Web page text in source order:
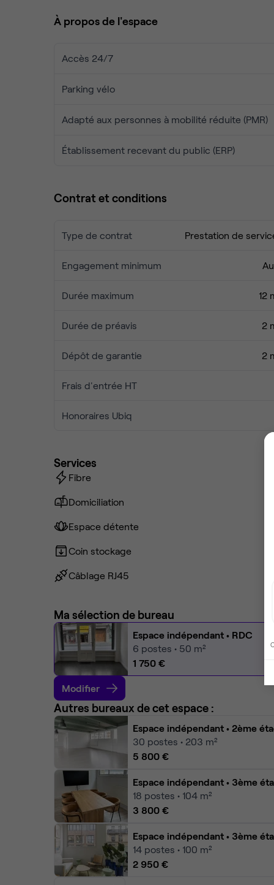
- 13 m² de réserve en sous-sol
À propos de l'espace
Accès 24/7
Parking vélo
Adapté aux personnes à mobilité réduite (PMR)
Établissement recevant du public (ERP)
Contrat et conditions
Type de contrat Prestation de
Engagement minimum
Durée maximum 12
Durée de préavis 2
Dépôt de garantie 2
Frais d'entrée HT
Honoraires Ubiq
Services
Fibre
Domiciliation
Espace détente
Coin stockage
Câblage RJ45
Ma sélection de bureau
Espace indépendant • RDC
6 postes • 50 m²
1 750 €
Modifier
Autres bureaux de cet espace :
Espace indépendant • 2ème
30 postes • 203 m²
5 800 €
Espace indépendant • 3ème
18 postes • 104 m²
3 800 €
Espace indépendant • 3ème
14 postes • 100 m²
2 950 €